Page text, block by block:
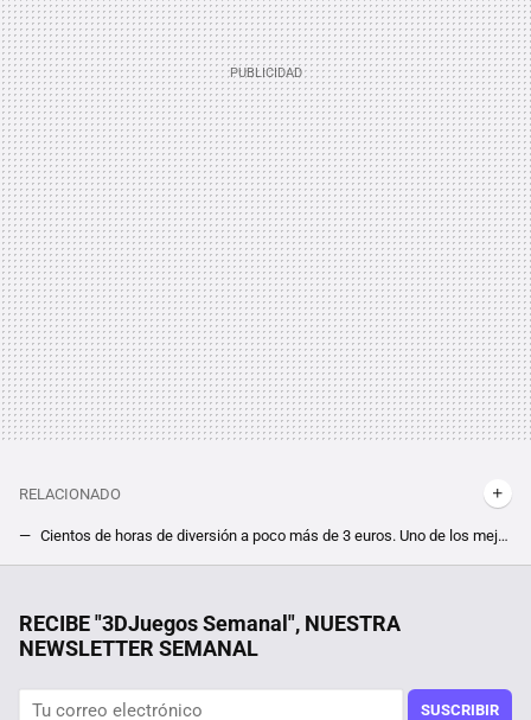
RELACIONADO
Cientos de horas de diversión a poco más de 3 euros. Uno de los mejores RPG de la historia está de oferta, pero tienes que darte prisa para conseguirlo
Por sólo 6 euros en Steam, te puedes hacer con el mejor juego de estrategia de la saga Anno, pero date prisa que este mínimo histórico terminará pronto
RECIBE "3DJuegos Semanal", NUESTRA
NEWSLETTER SEMANAL
SUSCRIBIR